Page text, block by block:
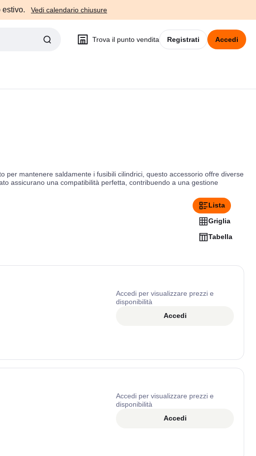
estivo. Vedi calendario chiusure
Trova il punto vendita Registrati Accedi
mantenere saldamente i fusibili cilindrici, questo accessorio offre diverse
assicurano una compatibilità perfetta, contribuendo a una gestione
Lista
Griglia
Tabella
Accedi per visualizzare prezzi e
disponibilità
Accedi
Accedi per visualizzare prezzi e
disponibilità
Accedi